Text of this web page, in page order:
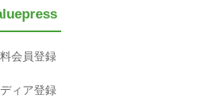
会員登録
ィア登録